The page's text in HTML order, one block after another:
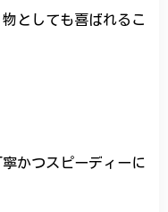
としても喜ばれるこ
かつスピーディーに